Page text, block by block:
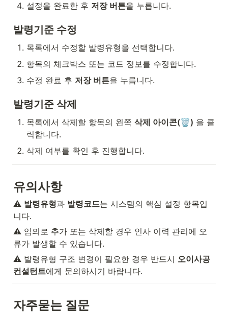
설정을 완료한 후 저장 버튼을 누릅니다.
발령기준 수정
목록에서 수정할 발령유형을 선택합니다.
항목의 체크박스 또는 코드 정보를 수정합니다.
수정 완료 후 저장 버튼을 누릅니다.
발령기준 삭제
목록에서 삭제할 항목의 왼쪽 삭제 아이콘(🗑️) 을 클
릭합니다.
삭제 여부를 확인 후 진행합니다.
유의사항
⚠️ 발령유형과 발령코드는 시스템의 핵심 설정 항목입
니다.
⚠️ 임의로 추가 또는 삭제할 경우 인사 이력 관리에 오
류가 발생할 수 있습니다.
⚠️ 발령유형 구조 변경이 필요한 경우 반드시 오이사공
컨설턴트에게 문의하시기 바랍니다.
자주묻는 질문